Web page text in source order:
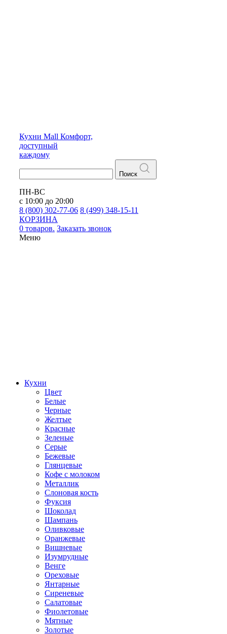
Кухни Mall Комфорт,
доступный
каждому
Поиск
ПН-ВС
с 10:00 до 20:00
8 (800) 302-77-06 8 (499) 348-15-11
КОРЗИНА
0 товаров. Заказать звонок
Меню
Кухни
Цвет
Белые
Черные
Желтые
Красные
Зеленые
Серые
Бежевые
Глянцевые
Кофе с молоком
Металлик
Слоновая кость
Фуксия
Шоколад
Шампань
Оливковые
Оранжевые
Вишневые
Изумрудные
Венге
Ореховые
Янтарные
Сиреневые
Салатовые
Фиолетовые
Мятные
Золотые